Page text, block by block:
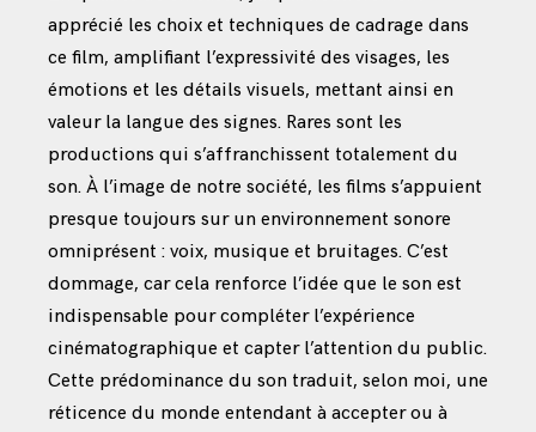
apprécié les choix et techniques de cadrage dans
ce film, amplifiant l’expressivité des visages, les
émotions et les détails visuels, mettant ainsi en
valeur la langue des signes. Rares sont les
productions qui s’affranchissent totalement du
son. À l’image de notre société, les films s’appuient
presque toujours sur un environnement sonore
omniprésent : voix, musique et bruitages. C’est
dommage, car cela renforce l’idée que le son est
indispensable pour compléter l’expérience
cinématographique et capter l’attention du public.
Cette prédominance du son traduit, selon moi, une
réticence du monde entendant à accepter ou à